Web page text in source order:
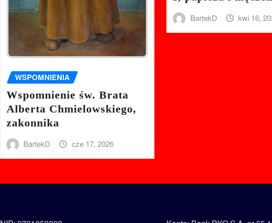
WSPOMNIENIA
Wspomnienie św. Brata
Alberta Chmielowskiego,
zakonnika
BartekD cze 17, 2026
BartekD kwi 16,